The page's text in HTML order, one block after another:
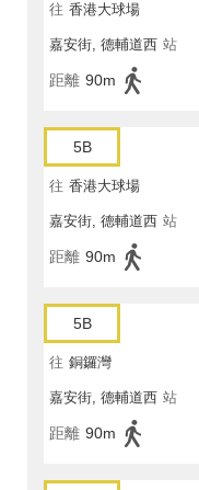
往 香港大球場
嘉安街, 德輔道西 站
距離 90m
5B
往 香港大球場
嘉安街, 德輔道西 站
距離 90m
5B
往 銅鑼灣
嘉安街, 德輔道西 站
距離 90m